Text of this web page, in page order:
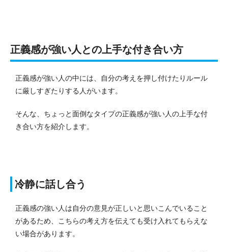
正義感が強い人との上手な付き合い方
正義感が強い人の中には、自分の考えを押し付けたりルール
に厳しすぎたりする人がいます。
そんな、ちょっと面倒なタイプの正義感が強い人の上手な付
き合い方を紹介します。
冷静に話し合う
正義感の強い人は自分の意見が正しいと思いこんでいること
があるため、こちらの考え方を伝えても受け入れてもらえな
い場合があります。